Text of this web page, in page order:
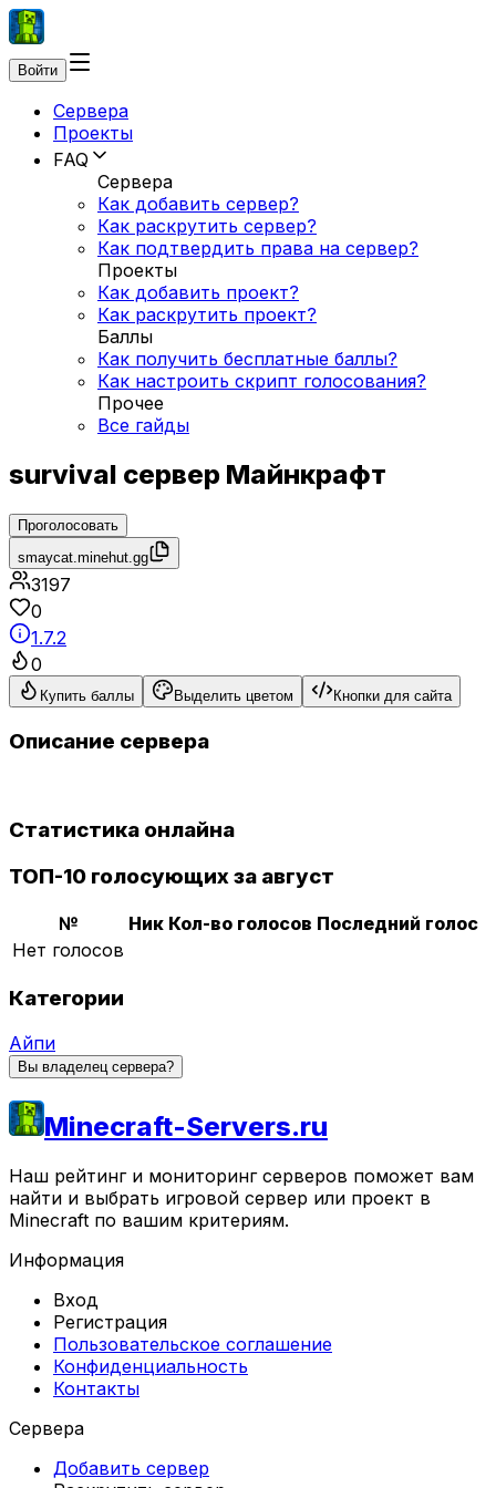
Войти
Сервера
Проекты
FAQ
Сервера
Как добавить сервер?
Как раскрутить сервер?
Как подтвердить права на сервер?
Проекты
Как добавить проект?
Как раскрутить проект?
Баллы
Как получить бесплатные баллы?
Как настроить скрипт голосования?
Прочее
Все гайды
survival сервер Майнкрафт
Проголосовать
smaycat.minehut.gg
3197
0
1.7.2
0
Купить баллы Выделить цветом Кнопки для сайта
Описание сервера
Статистика онлайна
ТОП-10 голосующих за август
№ Ник Кол-во голосов Последний голос
Нет голосов
Категории
Айпи
Вы владелец сервера?
Minecraft-Servers.ru
Наш рейтинг и мониторинг серверов поможет вам
найти и выбрать игровой сервер или проект в
Minecraft по вашим критериям.
Информация
Вход
Регистрация
Пользовательское соглашение
Конфиденциальность
Контакты
Сервера
Добавить сервер